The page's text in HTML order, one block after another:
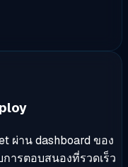
ผ่าน dashboard ของ
ารตอบสนองที่รวดเร็ว